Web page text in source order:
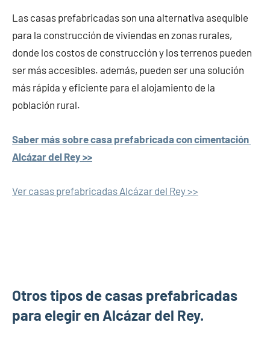
Las casas prefabricadas son una alternativa asequible
para la construcción de viviendas en zonas rurales,
donde los costos de construcción y los terrenos pueden
ser más accesibles. además, pueden ser una solución
más rápida y eficiente para el alojamiento de la
población rural.
Saber más sobre casa prefabricada con cimentación
Alcázar del Rey >>
Ver casas prefabricadas Alcázar del Rey >>
Otros tipos de casas prefabricadas
para elegir en Alcázar del Rey.